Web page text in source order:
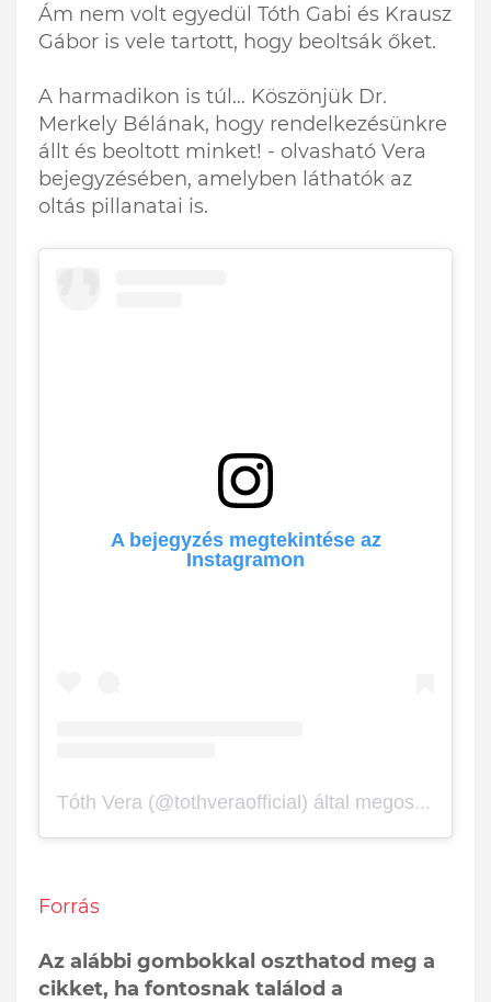
Ám nem volt egyedül Tóth Gabi és Krausz
Gábor is vele tartott, hogy beoltsák őket.
A harmadikon is túl… Köszönjük Dr.
Merkely Bélának, hogy rendelkezésünkre
állt és beoltott minket! - olvasható Vera
bejegyzésében, amelyben láthatók az
oltás pillanatai is.
A bejegyzés megtekintése az
Instagramon
Tóth Vera (@tothveraofficial) által megosztott bejegyzés
Forrás
Az alábbi gombokkal oszthatod meg a
cikket, ha fontosnak találod a